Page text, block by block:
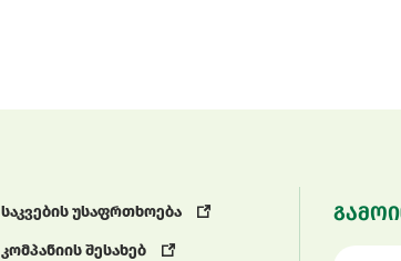
საკვების უსაფრთხოება
კომპანიის შესახებ